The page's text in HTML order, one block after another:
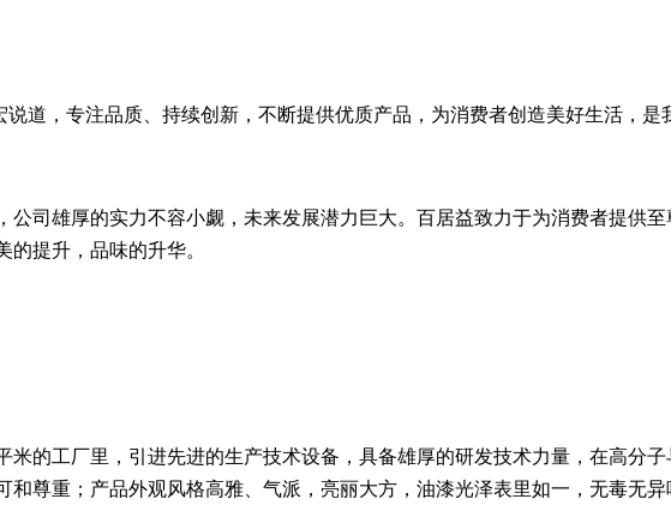
道，专注品质、持续创新，不断提供优质产品，为消费者创造美好生活，是
司雄厚的实力不容小觑，未来发展潜力巨大。百居益致力于为消费者提供
提升，品味的升华。
的工厂里，引进先进的生产技术设备，具备雄厚的研发技术力量，在高分
尊重；产品外观风格高雅、气派，亮丽大方，油漆光泽表里如一，无毒无